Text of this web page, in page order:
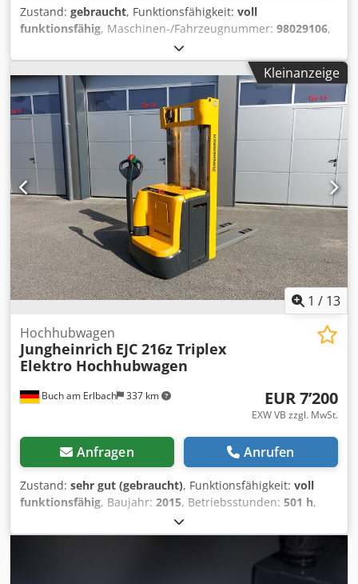
Zustand: gebraucht, Funktionsfähigkeit: voll
funktionsfähig, Maschinen-/Fahrzeugnummer: 98029106,
, Betriebsstunden:
kg, Kraftstofftyp:elektrisch, Bauhöhe:1’330 mm,
Gabellänge:1’200 mm, Antriebsart:Elektro,
Niederhubkommissionierer Fahrgestellnummer: 98029106
Zustand: Einsatzbereit und voll funktionsfähig Zustand
Technisch: gut Batterie Volt: 24V Dsdpfouhwzqox Afxswa
Batterie Ah: 250Ah Batterie Baujahr: 2011 Beschreibung:
Jungheinrich EJE 116 Nr.: R0254 Baujahr: 2011
Betriebsstunden: 5511 Das Gerät befindet sich optisch und
technisch in gutem Zustand. Irrtümer und
Zwischenverkauf vorbehalten. Sollten Sie Ihren Stapler
nicht gefunden haben, sprechen Sie uns an. Wir haben
noch eine große Auswahl weiterer Geräte vor Ort.
Kleinanzeige
1 / 13
Buch am Erlbach 337 km
Hochhubwagen
Jungheinrich EJC 216z Triplex
Elektro Hochhubwagen
EUR 7’200
EXW VB zzgl. MwSt.
Anfragen Anrufen
Zustand: sehr gut (gebraucht), Funktionsfähigkeit: voll
funktionsfähig, Baujahr: 2015, Betriebsstunden: 501 h,
, Hubhöhe:4’350 mm
mm, Lastschwerpunkt:600 mm, Kraftstofftyp:elektrisch,
, Getriebetyp:
Jungheinrich